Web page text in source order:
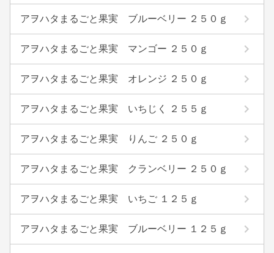
アヲハタまるごと果実 ブルーベリー ２５０ｇ
アヲハタまるごと果実 マンゴー ２５０ｇ
アヲハタまるごと果実 オレンジ ２５０ｇ
アヲハタまるごと果実 いちじく ２５５ｇ
アヲハタまるごと果実 りんご ２５０ｇ
アヲハタまるごと果実 クランベリー ２５０ｇ
アヲハタまるごと果実 いちご １２５ｇ
アヲハタまるごと果実 ブルーベリー １２５ｇ